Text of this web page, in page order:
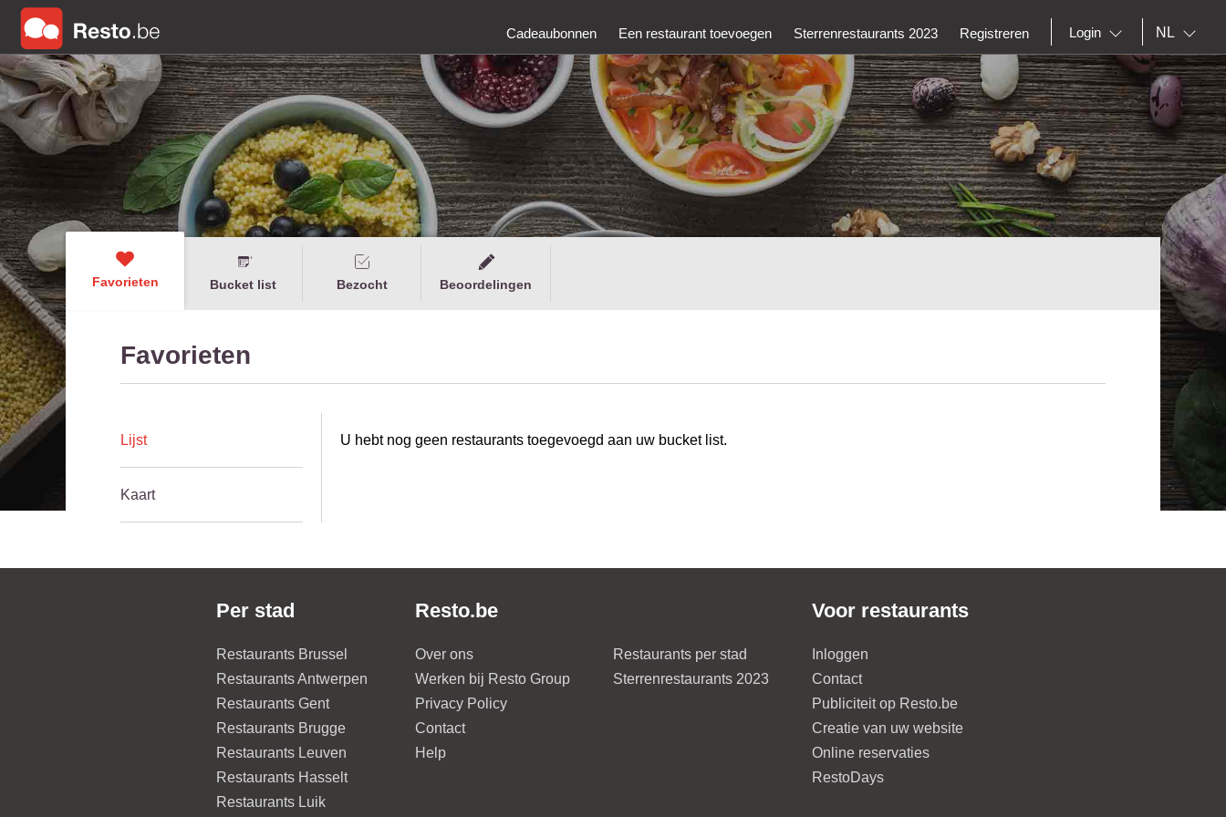
Cadeaubonnen Een restaurant toevoegen Sterrenrestaurants 2023 Registreren Login NL
Favorieten Bucket list Bezocht Beoordelingen
Favorieten
Lijst
Kaart
U hebt nog geen restaurants toegevoegd aan uw bucket list.
Per stad
Restaurants Brussel
Restaurants Antwerpen
Restaurants Gent
Restaurants Brugge
Restaurants Leuven
Restaurants Hasselt
Restaurants Luik
Resto.be
Over ons
Werken bij Resto Group
Privacy Policy
Contact
Help
Restaurants per stad
Sterrenrestaurants 2023
Voor restaurants
Inloggen
Contact
Publiciteit op Resto.be
Creatie van uw website
Online reservaties
RestoDays